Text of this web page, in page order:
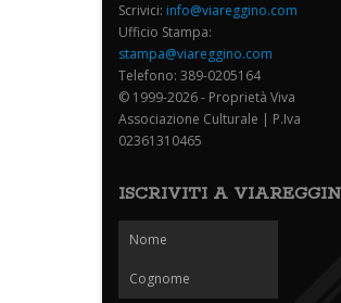
Scrivici: info@viareggino.com
Ufficio Stampa:
stampa@viareggino.com
Telefono: 389-0205164
© 1999-2026 - Proprietà Viva
Associazione Culturale | P.Iva
02361310465
ISCRIVITI A